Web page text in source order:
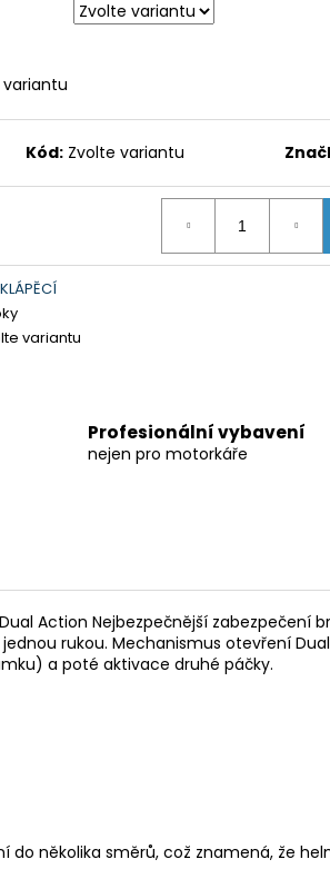
Kód: Zvolte variantu
variantu
Profesionální vybavení
nejen pro motorkáře
Action Nejbezpečnější zabezpečení
rukou. Mechanismus otevření
a poté aktivace druhé páčky.
několika směrů, což znamená, že